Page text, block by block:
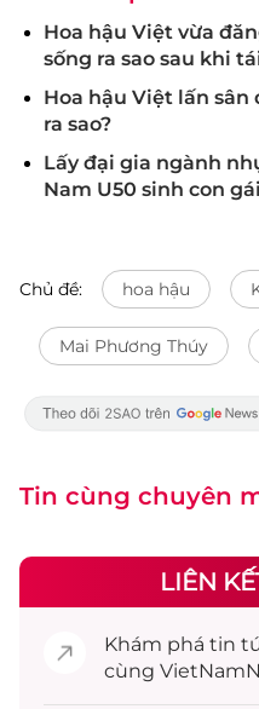
Hoa hậu Việt vừa
sống ra sao sau khi
Hoa hậu Việt lấn
ra sao?
Lấy đại gia ngành
Nam U50 sinh con
Chủ đề: hoa hậu
Mai Phương Thúy
Tin cùng chuyên
LIÊN
Khám phá tin
cùng